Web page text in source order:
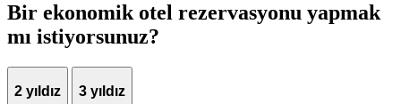
Bir ekonomik otel rezervasyonu yapmak
mı istiyorsunuz?
2 yıldız 3 yıldız